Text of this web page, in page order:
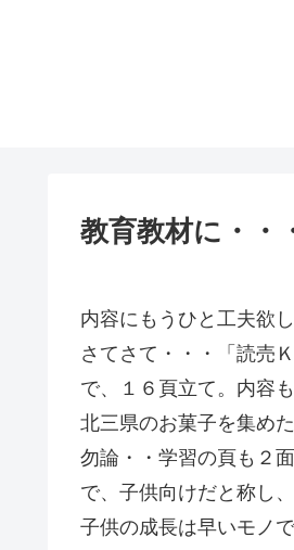
教育教材に・・
内容にもうひと工夫欲
さてさて・・・「読売
で、１６頁立て。内容
北三県のお菓子を集め
勿論・・学習の頁も２
で、子供向けだと称し
子供の成長は早いモノ